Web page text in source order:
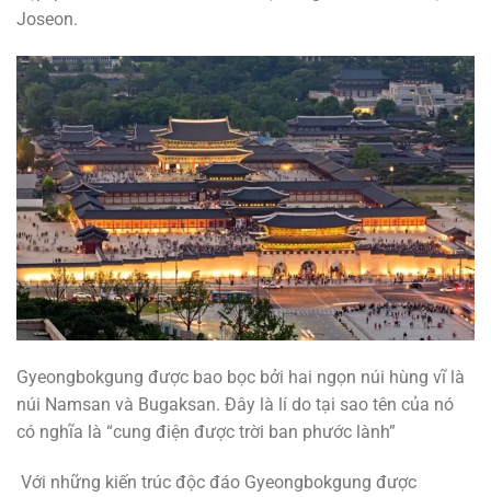
Joseon.
Gyeongbokgung được bao bọc bởi hai ngọn núi hùng vĩ là
núi Namsan và Bugaksan. Đây là lí do tại sao tên của nó
có nghĩa là “cung điện được trời ban phước lành”
Với những kiến trúc độc đáo Gyeongbokgung được